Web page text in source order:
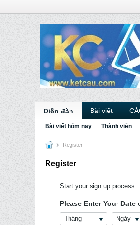
Diễn đàn Bài viết
Bài viết hôm nay Thành viên
Register
Register
Start your sign up process.
Please Enter Your Date
Tháng Ngày